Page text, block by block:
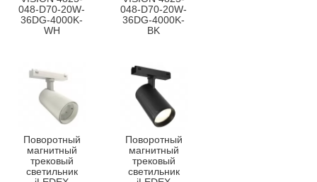
048-D70-20W-
36DG-4000K-
WH
048-D70-20W-
36DG-4000K-
BK
Поворотный
магнитный
трековый
светильник
Поворотный
магнитный
трековый
светильник